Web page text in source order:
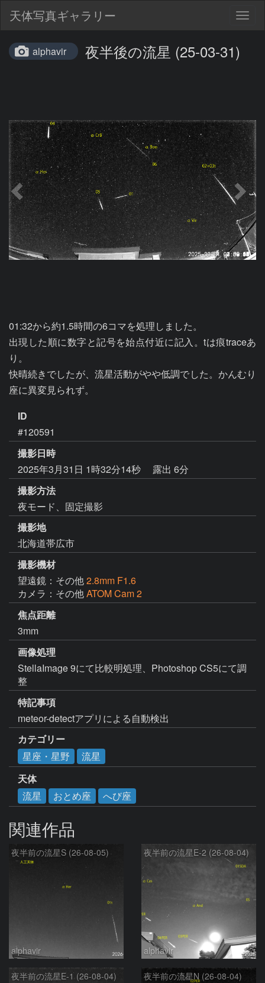
天体写真ギャラリー
alphavir 夜半後の流星 (25-03-31)
01:32から約1.5時間の6コマを処理しました。
出現した順に数字と記号を始点付近に記入。tは痕traceあ
り。
快晴続きでしたが、流星活動がやや低調でした。かんむり
座に異変見られず。
ID
#120591
撮影日時
2025年3月31日 1時32分14秒
露出 6分
撮影方法
夜モード、固定撮影
撮影地
北海道帯広市
撮影機材
望遠鏡：その他2.8mm F1.6
カメラ：その他ATOM Cam 2
焦点距離
3mm
画像処理
StellaImage 9にて比較明処理、Photoshop CS5にて調
整
特記事項
meteor-detectアプリによる自動検出
カテゴリー
星座・星野
流星
天体
流星
おとめ座 へび座
関連作品
夜半前の流星S (26-08-05)
alphavir
夜半前の流星E-2 (26-08-04)
alphavir
夜半前の流星E-1 (26-08-04) 夜半前の流星N (26-08-04)